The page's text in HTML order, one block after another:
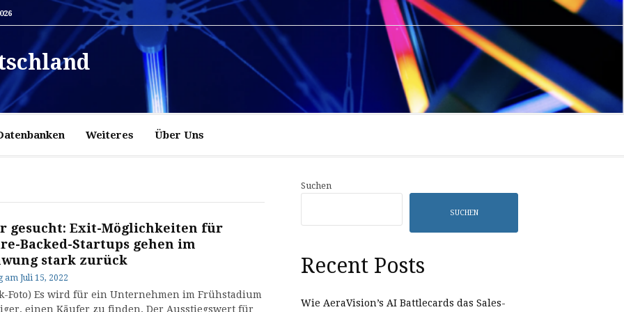
Policy
Page
Weiteres Über Uns
gesucht: Exit-Möglichkeiten für
Backed-Startups gehen im
stark zurück
am Juli 15, 2022
Foto) Es wird für ein Unternehmen im Frühstadium
einen Käufer zu finden. Der Ausstiegswert für
Suchen
SUCHEN
Recent Posts
Wie AeraVision’s AI Battlecards das Sales-